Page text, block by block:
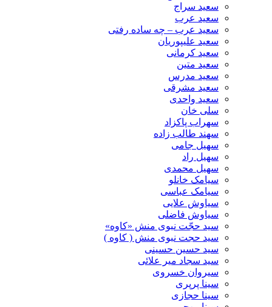
سعید سراج
سعید عرب
سعید عرب – چه ساده رفتی
سعید علیپوریان
سعید کرمانی
سعید متین
سعید مدرس
سعید مشرقی
سعید واحدی
سلی خان
سهراب پاکزاد
سهند طالب زاده
سهیل جامی
سهیل راد
سهیل محمدی
سیامک خانلو
سیامک عباسی
سیاوش علایی
سیاوش فاضلی
سید حجّت نبوی منش «کاوه»
سید حجت نبوی منش ( کاوه )
سید حسین حسینى
سید سجاد میر علائی
سیروان خسروی
سینا پرپری
سینا حجازی